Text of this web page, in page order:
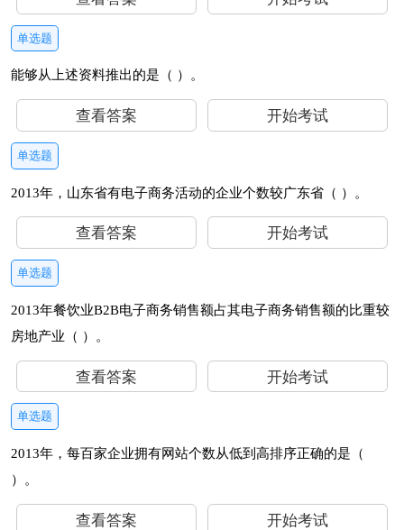
单选题
能够从上述资料推出的是（ ）。
查看答案 开始考试
单选题
2013年，山东省有电子商务活动的企业个数较广东省（ ）。
查看答案 开始考试
单选题
2013年餐饮业B2B电子商务销售额占其电子商务销售额的比重较
房地产业（ ）。
查看答案 开始考试
单选题
2013年，每百家企业拥有网站个数从低到高排序正确的是（
）。
查看答案 开始考试